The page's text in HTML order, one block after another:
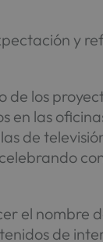
y
de los
en las
de
el nombre
de